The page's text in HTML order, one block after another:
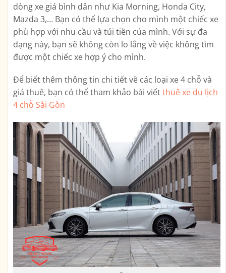
dòng xe giá bình dân như Kia Morning, Honda City,
Mazda 3,… Bạn có thể lựa chọn cho mình một chiếc xe
phù hợp với nhu cầu và túi tiền của mình. Với sự đa
dạng này, bạn sẽ không còn lo lắng về việc không tìm
được một chiếc xe hợp ý cho mình.
Để biết thêm thông tin chi tiết về các loại xe 4 chỗ và
giá thuê, bạn có thể tham khảo bài viếtthuê xe du lịch
4 chỗ Sài Gòn